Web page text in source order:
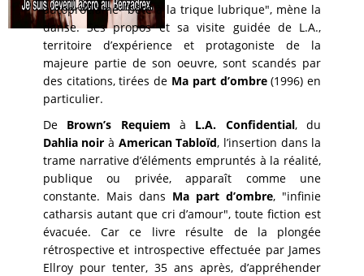
autoproclamé "bête à la trique lubrique", mène la
danse. Ses propos et sa visite guidée de L.A.,
territoire d’expérience et protagoniste de la
majeure partie de son oeuvre, sont scandés par
des citations, tirées de Ma part d’ombre(1996) en
particulier.
De Brown’s Requiem à L.A. Confidential, du
Dahlia noir à American Tabloïd, l’insertion dans la
trame narrative d’éléments empruntés à la réalité,
publique ou privée, apparaît comme une
constante. Mais dans Ma part d’ombre, "infinie
catharsis autant que cri d’amour", toute fiction est
évacuée. Car ce livre résulte de la plongée
rétrospective et introspective effectuée par James
Ellroy pour tenter, 35 ans après, d’appréhender